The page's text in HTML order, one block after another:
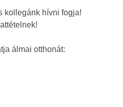
kollegánk hívni fogja!
álmai otthonát: